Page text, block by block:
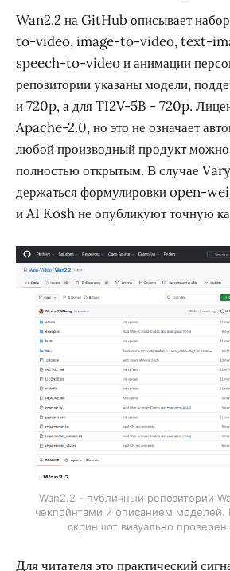
Wan2.2 на GitHub описывает
to-video, image-to-video, text-
speech-to-video и анимации
репозитории указаны модели,
и 720p, а для TI2V-5B - 720p.
Apache-2.0, но это не означает
любой производный продукт можно
полностью открытым. В случае
держаться формулировки open-
и AI Kosh не опубликуют точную
Wan2.2 - публичный репозиторий
чекпойнтами и описанием моделей.
скриншот визуально проверен
Для читателя это практический